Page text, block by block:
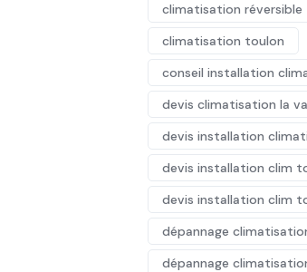
climatisation réversible
climatisation toulon
conseil installation
devis climatisation la
devis installation
devis installation clim
devis installation clim
dépannage
dépannage